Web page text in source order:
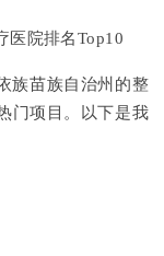
医院排名Top10
族苗族自治州的整
门项目。以下是我